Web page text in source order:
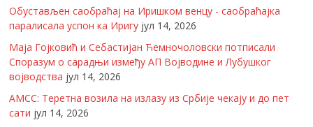
Обустављен саобраћај на Иришком венцу - саобраћајка
паралисала успон ка Иригу јул 14, 2026
Маја Гојковић и Себастијан Ћемночоловски потписали
Споразум о сарадњи између АП Војводине и Лубушког
војводства јул 14, 2026
АМСС: Теретна возила на излазу из Србије чекају и до пет
сати јул 14, 2026